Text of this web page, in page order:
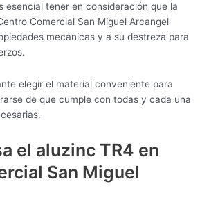
esencial tener en consideración que la
Comercial San Miguel Arcangel
mecánicas y a su destreza para
elegir el material conveniente para
de que cumple con todas y cada una
el aluzinc TR4 en
San Miguel